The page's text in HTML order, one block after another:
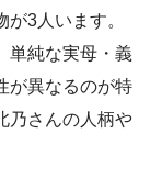
3人います。
単純な実母・義
が異なるのが特
乃さんの人柄や